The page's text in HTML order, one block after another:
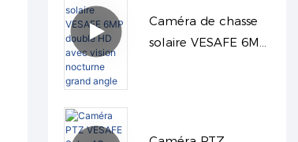
Caméra de chasse
solaire VESAFE 6MP